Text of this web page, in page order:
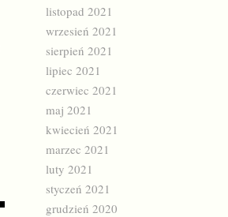
listopad 2021
wrzesień 2021
sierpień 2021
lipiec 2021
czerwiec 2021
maj 2021
kwiecień 2021
marzec 2021
luty 2021
styczeń 2021
grudzień 2020